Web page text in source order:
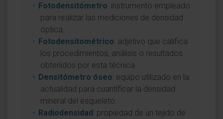
Fotodensitómetro: instrumento empleado
para realizar las mediciones de densidad
óptica.
Fotodensitométrico: adjetivo que califica
los procedimientos, análisis o resultados
obtenidos por esta técnica.
Densitómetro óseo: equipo utilizado en la
actualidad para cuantificar la densidad
mineral del esqueleto.
Radiodensidad: propiedad de un tejido de